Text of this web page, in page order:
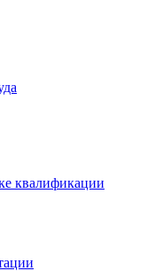
квалификации